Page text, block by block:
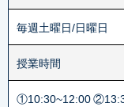
毎週土曜日/日曜日
授業時間
①10:30~12:00